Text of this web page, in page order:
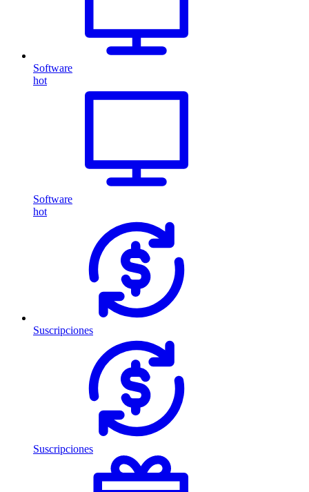
Software
hot
Software
hot
Suscripciones
Suscripciones